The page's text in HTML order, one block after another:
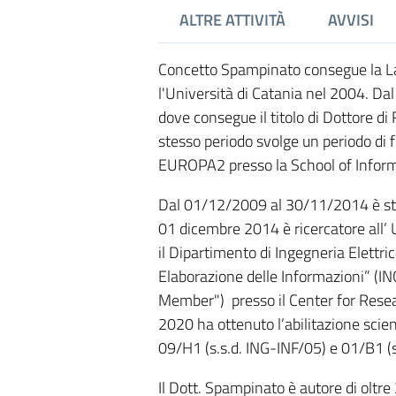
ALTRE ATTIVITÀ AVVISI
Concetto Spampinato consegue la
l'Università di Catania nel 2004.
dove consegue il titolo di Dottore
stesso periodo svolge un periodo
EUROPA2 presso la School of
Dal 01/12/2009 al 30/11/2014 è
01 dicembre 2014 è ricercatore
il Dipartimento di Ingegneria
Elaborazione delle Informazioni”
Member") presso il Center for
2020 ha ottenuto l’abilitazione
09/H1 (s.s.d. ING-INF/05) e 01/B1
Il Dott. Spampinato è autore di